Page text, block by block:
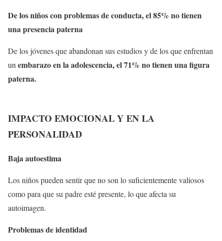
De los niños con problemas de conducta, el 85% no tienen
una presencia paterna
De los jóvenes que abandonan sus estudios y de los que enfrentan
un embarazo en la adolescencia, el 71% no tienen una figura
paterna.
IMPACTO EMOCIONAL Y EN LA
PERSONALIDAD
Baja autoestima
Los niños pueden sentir que no son lo suficientemente valiosos
como para que su padre esté presente, lo que afecta su
autoimagen.
Problemas de identidad